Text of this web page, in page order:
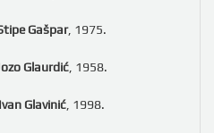
Gašpar, 1975.
Glaurdić, 1958.
Ivan Glavinić, 1998.